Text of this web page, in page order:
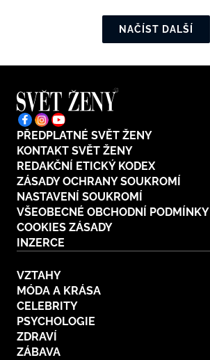
NAČÍST DALŠÍ
PŘEDPLATNÉ SVĚT ŽENY
KONTAKT SVĚT ŽENY
REDAKČNÍ ETICKÝ KODEX
ZÁSADY OCHRANY SOUKROMÍ
NASTAVENÍ SOUKROMÍ
VŠEOBECNÉ OBCHODNÍ PODMÍNKY
COOKIES ZÁSADY
INZERCE
VZTAHY
MÓDA A KRÁSA
CELEBRITY
PSYCHOLOGIE
ZDRAVÍ
ZÁBAVA